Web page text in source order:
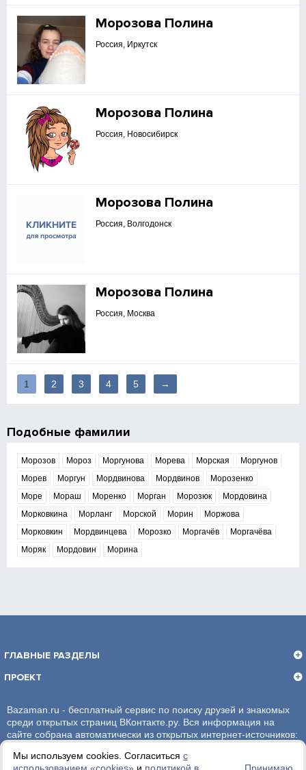
Мы используем cookies. Согласиться с
Морозова Полина
Россия, Иркутск
Морозова Полина
Россия, Новосибирск
Морозова Полина
Россия, Волгодонск
Морозова Полина
Россия, Москва
1 2 3 4 5 →
Подобные фамилии
Морозов Мороз Моргунова Морева Морская
Моргунов
Морев
Моргун Мордвинова Мордвинов
Морозенко
Море
Мораш Моренко Морган Морозюк
Мордовина
Морковкина
Морланг Морской Морин
Моржова
Морковкин
Мордвинцева Морозко Моргачёв
Моргачёва
Моряк
Мордовин Морина
ГЛАВНЫЕ РАЗДЕЛЫ
ПРОЕКТ
Bazaman.ru - бесплатный сервис по поиску друзей и знакомых
среди открытых страниц ВКонтакте.ру. Вся информация на
сайте собрана автоматически из открытых интернет-источников:
администрация сайта ответственности не несет.